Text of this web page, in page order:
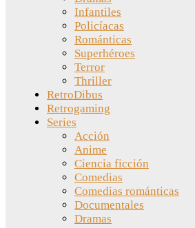
Infantiles
Policíacas
Románticas
Superhéroes
Terror
Thriller
RetroDibus
Retrogaming
Series
Acción
Anime
Ciencia ficción
Comedias
Comedias románticas
Documentales
Dramas